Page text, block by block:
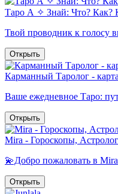
Таро А ✧ Знай: Что? Как?
Твой проводник к голосу
Открыть
Карманный Таролог -
Ваше ежедневное Таро:
Открыть
Mira - Гороскопы,
💫Добро пожаловать в Mira
Открыть